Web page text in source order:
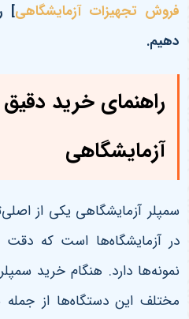
فروش تجهیزات آزمایشگاهی]
دهیم.
راهنمای خرید
آزمایشگاهی
سمپلر آزمایشگاهی یکی از
در آزمایشگاه‌ها است که دقت
نمونه‌ها دارد. هنگام خرید
مختلف این دستگاه‌ها از